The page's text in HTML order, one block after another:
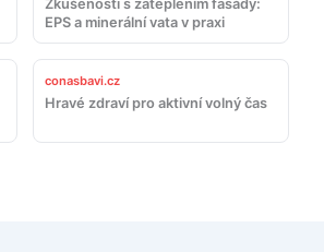
Zkušenosti s zateplením fasády:
EPS a minerální vata v praxi
conasbavi.cz
Hravé zdraví pro aktivní volný čas